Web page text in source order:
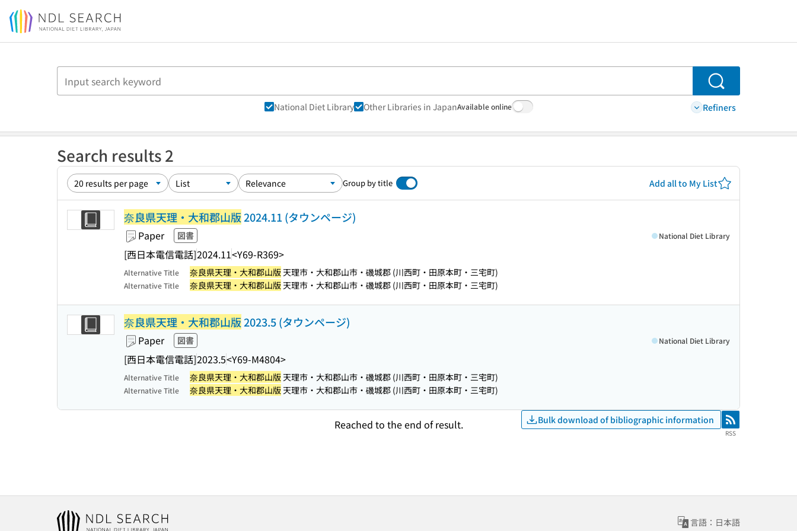
Jump to main content
Search
National Diet Library Other Libraries in JapanAvailable online Refiners
Search results 2
Group by title Add all to My List
奈良県天理・大和郡山版2024.11 (タウンページ)
Paper 図書
[西日本電信電話]2024.11<Y69-R369>
National Diet Library
Alternative Title 奈良県天理・大和郡山版天理市・大和郡山市・磯城郡 (川西町・田原本町・三宅町)
Alternative Title 奈良県天理・大和郡山版天理市・大和郡山市・磯城郡 (川西町・田原本町・三宅町)
奈良県天理・大和郡山版2023.5 (タウンページ)
Paper 図書
[西日本電信電話]2023.5<Y69-M4804>
National Diet Library
Alternative Title 奈良県天理・大和郡山版天理市・大和郡山市・磯城郡 (川西町・田原本町・三宅町)
Alternative Title 奈良県天理・大和郡山版天理市・大和郡山市・磯城郡 (川西町・田原本町・三宅町)
Reached to the end of result. Bulk download of bibliographic information RSS
RSS
言語：日本語